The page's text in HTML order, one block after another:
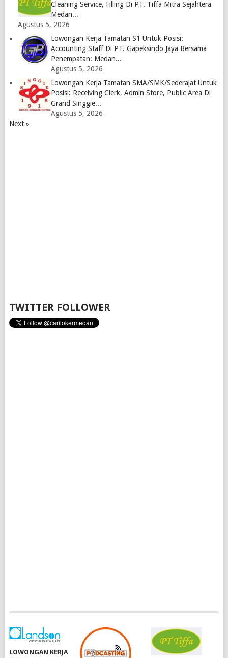
Cleaning Service, Filling Di PT. Tiffa Mitra Sejahtera
Medan...
Agustus 5, 2026
Lowongan Kerja Tamatan S1 Untuk Posisi:
Accounting Staff Di PT. Gapeksindo Jaya Bersama
Penempatan: Medan...
Agustus 5, 2026
Lowongan Kerja Tamatan SMA/SMK/Sederajat Untuk
Posisi: Receiving Clerk, Admin Store, Public Area Di
Grand Singgie...
Agustus 5, 2026
Next »
TWITTER FOLLOWER
LOWONGAN KERJA